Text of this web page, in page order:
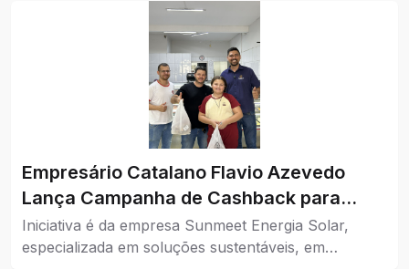
Empresário Catalano Flavio Azevedo
Lança Campanha de Cashback para
Impulsionar o Comércio da Cidade
Iniciativa é da empresa Sunmeet Energia Solar,
especializada em soluções sustentáveis, em